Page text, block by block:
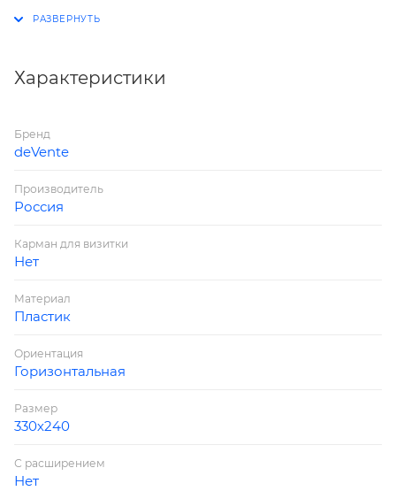
Цвет: непрозрачный красный
Характеристики
Бренд
deVente
Производитель
Россия
Карман для визитки
Нет
Материал
Пластик
Ориентация
Горизонтальная
Размер
330х240
С расширением
Нет